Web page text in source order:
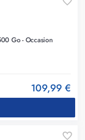
Go - Occasion
109,99 €